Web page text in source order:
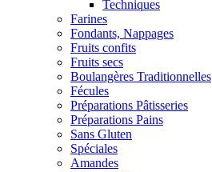
Techniques
Farines
Fondants, Nappages
Fruits confits
Fruits secs
Boulangères Traditionnelles
Fécules
Préparations Pâtisseries
Préparations Pains
Sans Gluten
Spéciales
Amandes